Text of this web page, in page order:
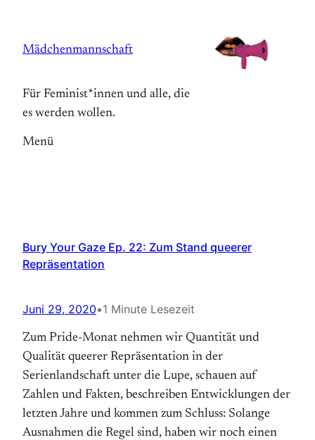
springen
Mädchenmannschaft
Für Feminist*innen und alle, die
es werden wollen.
Menü
Bury Your Gaze Ep. 22: Zum Stand queerer
Repräsentation
Juni 29, 2020•1 Minute Lesezeit
Zum Pride-Monat nehmen wir Quantität und
Qualität queerer Repräsentation in der
Serienlandschaft unter die Lupe, schauen auf
Zahlen und Fakten, beschreiben Entwicklungen der
letzten Jahre und kommen zum Schluss: Solange
Ausnahmen die Regel sind, haben wir noch einen